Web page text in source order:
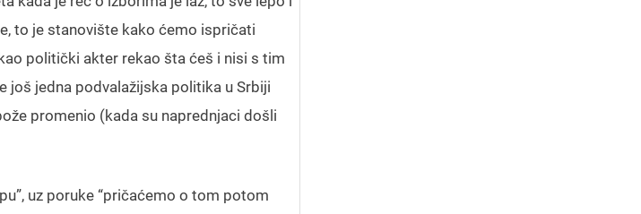
to je stanovište kako ćemo ispričati
politički akter rekao šta ćeš i nisi s tim
još jedna podvalažijska politika u Srbiji
promenio (kada su naprednjaci došli
uz poruke “pričaćemo o tom potom